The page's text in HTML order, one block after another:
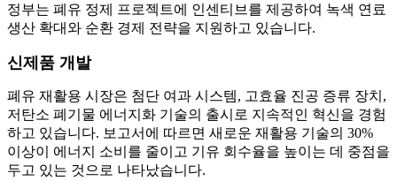
정부는 폐유 정제 프로젝트에 인센티브를 제공하여 녹색 연료
생산 확대와 순환 경제 전략을 지원하고 있습니다.
신제품 개발
폐유 재활용 시장은 첨단 여과 시스템, 고효율 진공 증류 장치,
저탄소 폐기물 에너지화 기술의 출시로 지속적인 혁신을 경험
하고 있습니다. 보고서에 따르면 새로운 재활용 기술의 30%
이상이 에너지 소비를 줄이고 기유 회수율을 높이는 데 중점을
두고 있는 것으로 나타났습니다.